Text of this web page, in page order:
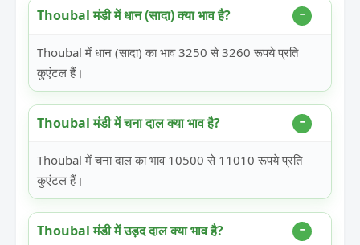
Thoubal मंडी में धान (सादा) क्या भाव है?
Thoubal में धान (सादा) का भाव 3250 से 3260 रूपये प्रति
कुएंटल हैं।
Thoubal मंडी में चना दाल क्या भाव है?
Thoubal में चना दाल का भाव 10500 से 11010 रूपये प्रति
कुएंटल हैं।
Thoubal मंडी में उड़द दाल क्या भाव है?